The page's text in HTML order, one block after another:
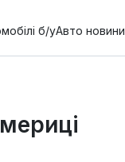
б/уАвто новини